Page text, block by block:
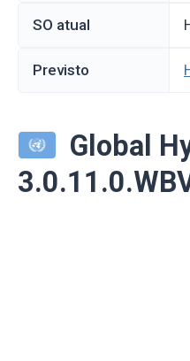
SO atual
Previsto
Global